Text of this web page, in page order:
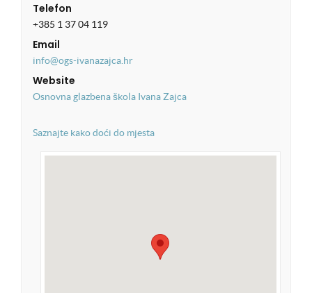
Telefon
+385 1 37 04 119
Email
info@ogs-ivanazajca.hr
Website
Osnovna glazbena škola Ivana Zajca
Saznajte kako doći do mjesta